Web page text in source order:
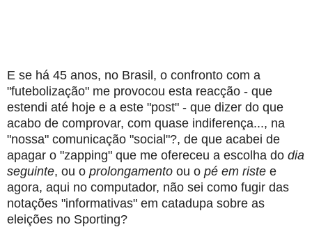
E se há 45 anos, no Brasil, o confronto com a
"futebolização" me provocou esta reacção - que
estendi até hoje e a este "post" - que dizer do que
acabo de comprovar, com quase indiferença..., na
"nossa" comunicação "social"?, de que acabei de
apagar o "zapping" que me ofereceu a escolha do dia
seguinte, ou o prolongamento ou o pé em riste e
agora, aqui no computador, não sei como fugir das
notações "informativas" em catadupa sobre as
eleições no Sporting?